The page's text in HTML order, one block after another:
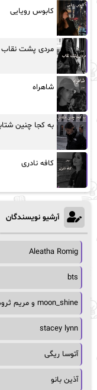
کابوس رویایی
مردی پشت نقاب
شاهراه
به کجا چنین
کافه نادری
آرشیو نویسندگان
Aleatha Romig
bts
moon_shine و مریم ثروت
stacey lynn
آتوسا ریگی
آذین بانو